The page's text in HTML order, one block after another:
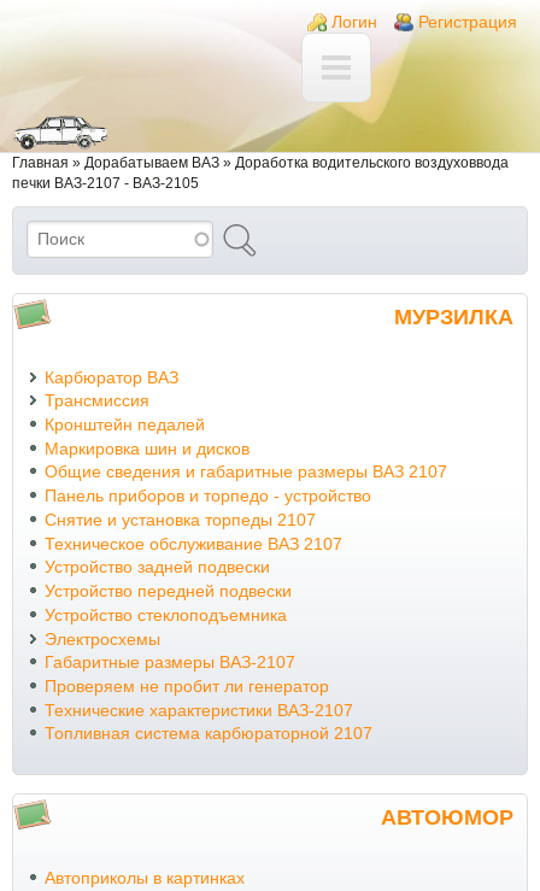
Login links
Логин Регистрация
Вы здесь
Главная » Дорабатываем ВАЗ » Доработка водительского воздуховвода
печки ВАЗ-2107 - ВАЗ-2105
Форма поиска
Поиск
МУРЗИЛКА
Карбюратор ВАЗ
Трансмиссия
Кронштейн педалей
Маркировка шин и дисков
Общие сведения и габаритные размеры ВАЗ 2107
Панель приборов и торпедо - устройство
Снятие и установка торпеды 2107
Техническое обслуживание ВАЗ 2107
Устройство задней подвески
Устройство передней подвески
Устройство стеклоподъемника
Электросхемы
Габаритные размеры ВАЗ-2107
Проверяем не пробит ли генератор
Технические характеристики ВАЗ-2107
Топливная система карбюраторной 2107
АВТОЮМОР
Автоприколы в картинках